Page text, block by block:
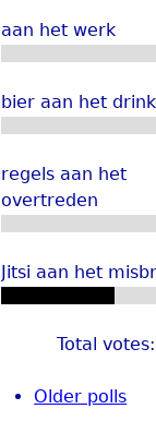
aan het werk
bier aan het
regels aan het
overtreden
Jitsi aan het
Total
Older polls